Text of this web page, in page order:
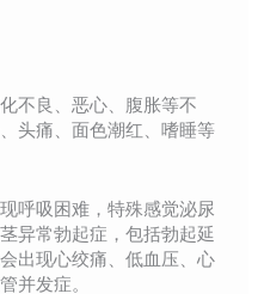
不良、恶心、腹胀等不
头痛、面色潮红、嗜睡等
呼吸困难，特殊感觉泌尿
异常勃起症，包括勃起延
出现心绞痛、低血压、心
并发症。